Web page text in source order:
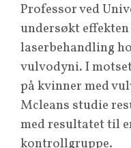
Professor ved
undersøkt
laserbehandling
vulvodyni. I
på kvinner med
Mcleans studie
med resultatet til
kontrollgruppe.